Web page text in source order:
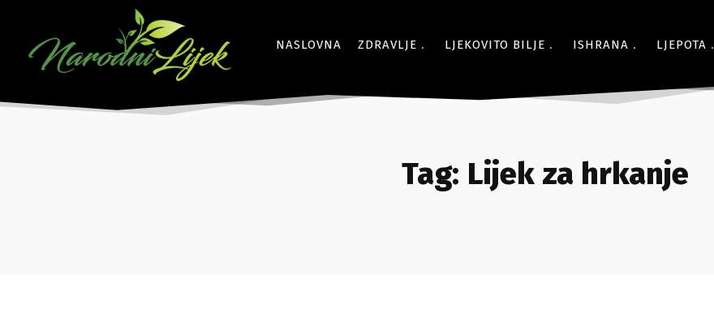
NASLOVNA ZDRAVLJE LJEKOVITO BILJE ISHRANA LJEPOTA
Tag: Lijek za hrkanje